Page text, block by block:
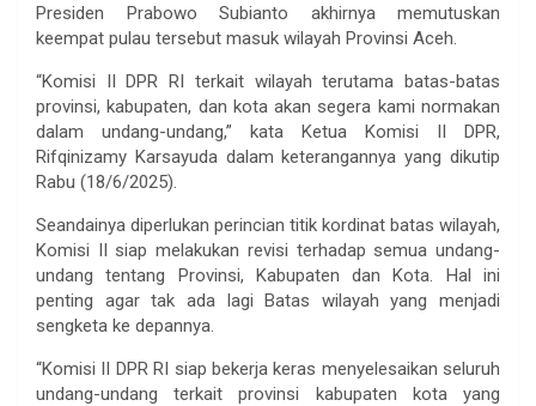
Presiden Prabowo Subianto akhirnya memutuskan
keempat pulau tersebut masuk wilayah Provinsi Aceh.
“Komisi II DPR RI terkait wilayah terutama batas-batas
provinsi, kabupaten, dan kota akan segera kami normakan
dalam undang-undang,” kata Ketua Komisi II DPR,
Rifqinizamy Karsayuda dalam keterangannya yang dikutip
Rabu (18/6/2025).
Seandainya diperlukan perincian titik kordinat batas wilayah,
Komisi II siap melakukan revisi terhadap semua undang-
undang tentang Provinsi, Kabupaten dan Kota. Hal ini
penting agar tak ada lagi Batas wilayah yang menjadi
sengketa ke depannya.
“Komisi II DPR RI siap bekerja keras menyelesaikan seluruh
undang-undang terkait provinsi kabupaten kota yang